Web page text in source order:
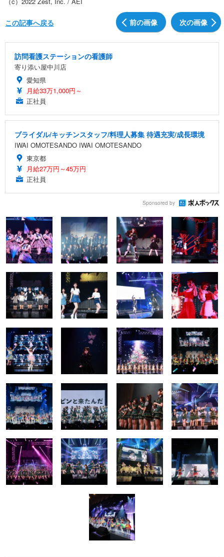
前の画像 次の画像
この記事へ戻る
訪問看護ステーションの看護師
寄り添い屋中川店
愛知県
月給33万1,000円～
正社員
ブライダル/キッチンスタッフ/料理人募集 待遇充実/成長環境
IWAI OMOTESANDO IWAI OMOTESANDO
東京都
月給27万円～45万円
正社員
Sponsored by